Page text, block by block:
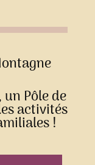
Pôle de
activités
!